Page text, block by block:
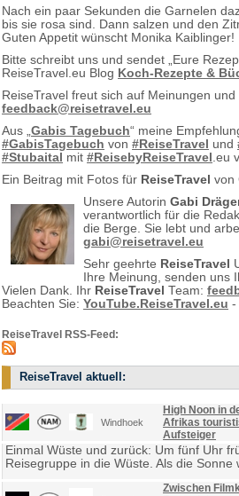
Nach ein paar Sekunden die Garnelen
bis sie rosa sind. Dann salzen und den
Guten Appetit wünscht Monika Kaiblinger!
Bitte schreibt uns und sendet „Eure
ReiseTravel.eu Blog Koch-Rezepte &
ReiseTravel freut sich auf Meinungen
feedback@reisetravel.eu
Aus „Gabis Tagebuch“ meine
#GabisTagebuch von #ReiseTravel und
#Stubaital mit #ReisebyReiseTravel .eu
Ein Beitrag mit Fotos für ReiseTravel von
Unsere Autorin Gabi
verantwortlich für die
die Berge. Sie lebt und
gabi@reisetravel.eu
Sehr geehrte ReiseTravel
Ihre Meinung, senden uns
Vielen Dank. Ihr ReiseTravel Team:
Beachten Sie: YouTube.ReiseTravel.eu -
ReiseTravel RSS-Feed:
ReiseTravel aktuell:
Windhoek
High Noon in
Afrikas
Aufsteiger
Einmal Wüste und zurück: Um fünf Uhr
Reisegruppe in die Wüste. Als die Sonne
Zwischen